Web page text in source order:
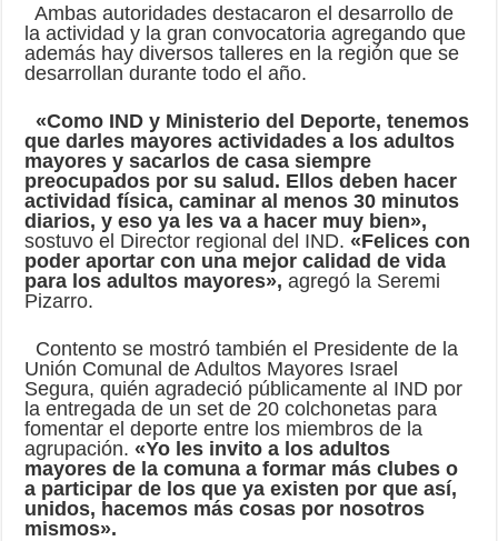
Ambas autoridades destacaron el desarrollo de
la actividad y la gran convocatoria agregando que
además hay diversos talleres en la región que se
desarrollan durante todo el año.
«Como IND y Ministerio del Deporte, tenemos
que darles mayores actividades a los adultos
mayores y sacarlos de casa siempre
preocupados por su salud. Ellos deben hacer
actividad física, caminar al menos 30 minutos
diarios, y eso ya les va a hacer muy bien»,
sostuvo el Director regional del IND.«Felices con
poder aportar con una mejor calidad de vida
para los adultos mayores», agregó la Seremi
Pizarro.
Contento se mostró también el Presidente de la
Unión Comunal de Adultos Mayores Israel
Segura, quién agradeció públicamente al IND por
la entregada de un set de 20 colchonetas para
fomentar el deporte entre los miembros de la
agrupación.«Yo les invito a los adultos
mayores de la comuna a formar más clubes o
a participar de los que ya existen por que así,
unidos, hacemos más cosas por nosotros
mismos».